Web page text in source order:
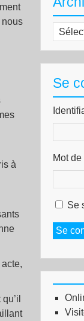
nous
à
Se
Mot
Se
Se